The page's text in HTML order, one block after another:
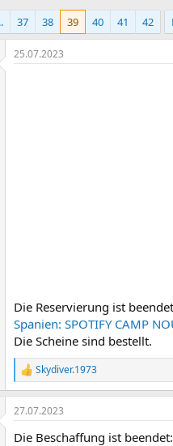
37 38 39 40 41 42
25.07.2023
Die Reservierung ist
Spanien: SPOTIFY CAMP
Die Scheine sind bestellt.
R
e
a
k
i
Skydiver.1973
27.07.2023
Die Beschaffung ist beendet: